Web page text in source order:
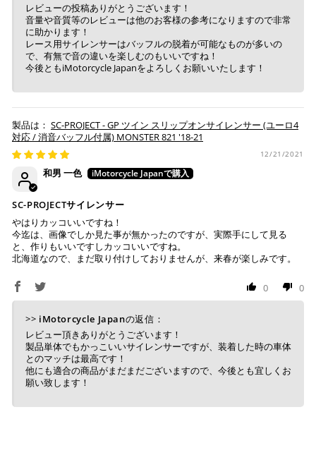
レビューの投稿ありがとうございます！
音量や音質等のレビューは他のお客様の参考になりますので非常
に助かります！
レース用サイレンサーはバッフルの脱着が可能なものが多いの
で、有無で音の違いを楽しむのもいいですね！
今後ともiMotorcycle Japanをよろしくお願いいたします！
SC-PROJECT - GP ツイン スリップオンサイレンサー (ユーロ4
対応 / 消音バッフル付属) MONSTER 821 '18-21
12/21/2021
和男 一色
SC-PROJECTサイレンサー
やはりカッコいいですね！
今迄は、画像でしか見た事が無かったのですが、実際手にして見る
と、作りもいいですしカッコいいですね。
北海道なので、まだ取り付けしておりませんが、来春が楽しみです。
0 0
>> iMotorcycle Japanの返信：
レビュー頂きありがとうございます！
製品単体でもかっこいいサイレンサーですが、装着した時の車体
とのマッチは最高です！
他にも適合の商品がまだまだございますので、今後とも宜しくお
願い致します！